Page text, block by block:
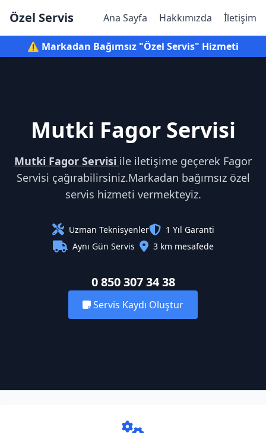
Özel Servis Ana Sayfa Hakkımızda İletişim
⚠️ Markadan Bağımsız "Özel Servis" Hizmeti
Mutki Fagor Servisi
Mutki Fagor Servisi ile iletişime geçerek Fagor
Servisi çağırabilirsiniz.Markadan bağımsız özel
servis hizmeti vermekteyiz.
Uzman Teknisyenler
1 Yıl Garanti
Aynı Gün Servis
3 km mesafede
0 850 307 34 38
Servis Kaydı Oluştur